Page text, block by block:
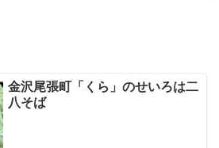
金沢尾張町「くら」のせいろは二
八そば